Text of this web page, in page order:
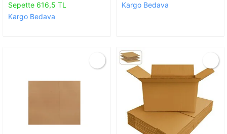
Sepette 616,5 TL
Kargo Bedava
Kargo Bedava